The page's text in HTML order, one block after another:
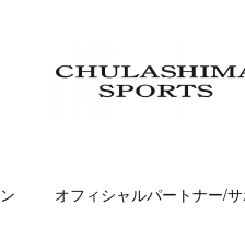
オフィシャルパートナー/